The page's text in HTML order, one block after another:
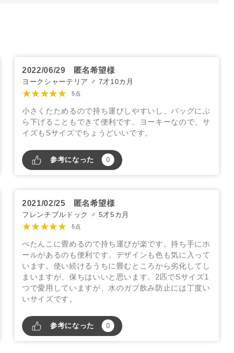
2022/06/29 匿名希望様
ヨークシャーテリア ♂ 7才10カ月
★★★★★ 5点
小さくたためるので持ち運びしやすいし、バッグにぶ
ら下げることもできて便利です。ヨーキーなので、サ
イズもSサイズでちょうどいいです。
参考になった 0
2021/02/25 匿名希望様
フレンチブルドック ♂ 5才5カ月
★★★★★ 5点
ぺたんこに畳めるので持ち運びが楽です。持ち手にホ
ールがあるのも便利です。デザインも色も気に入って
います。使い続けるうちに畳むところから劣化してし
まいますが、保ちはいいと思います。2匹でSサイズ1
つで愛用していますが、水のガブ飲み防止には丁度い
いサイズです。
参考になった 0